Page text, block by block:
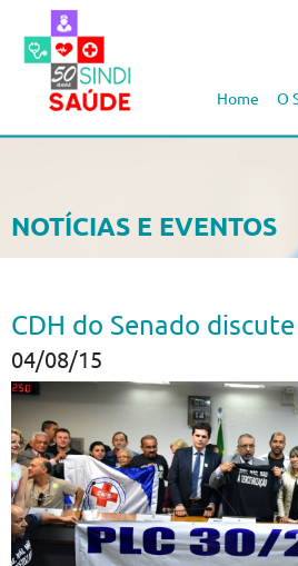
O
Home
NOTÍCIAS E EVENTOS
CDH do Senado
04/08/15